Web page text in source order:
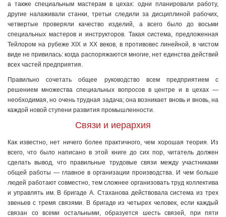
а также специальным мастерам в цехах: одни планировали работу,
другие налаживали станки, третьи следили за дисциплиной рабочих,
четвертые проверяли качество изделий, а всего было до восьми
специальных мастеров и инструкторов. Такая система, предложенная
Тейлором на рубеже XIX и XX веков, в противовес линейной, в чистом
виде не привилась: когда распоряжаются многие, нет единства действий
всех частей предприятия.
Правильно сочетать общее руководство всем предприятием с
решением множества специальных вопросов в центре и в цехах —
необходимая, но очень трудная задача; она возникает вновь и вновь, на
каждой новой ступени развития промышленности.
Связи и иерархия
Как известно, нет ничего более практичного, чем хорошая теория. Из
всего, что было написано в этой книге до сих пор, читатель должен
сделать вывод, что правильные трудовые связи между участниками
общей работы — главное в организации производства. И чем больше
людей работают совместно, тем сложнее организовать труд коллектива
и управлять им. В бригаде А. Стаханова действовала система из трех
звеньев с тремя связями. В бригаде из четырех человек, если каждый
связан со всеми остальными, образуется шесть связей, при пяти